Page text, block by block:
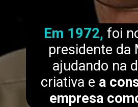
Em 1972,foi
presidente da
ajudando na
criativa e a
empresa